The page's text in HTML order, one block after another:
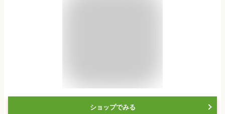
ショップでみる